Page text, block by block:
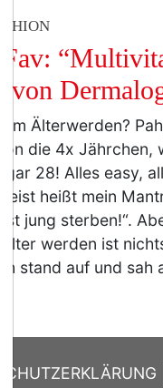
Fav:
von
Älterwerden?
die 4x
28! Alles easy,
heißt mein
ist jung sterben!“.
werden ist
stand auf und sah